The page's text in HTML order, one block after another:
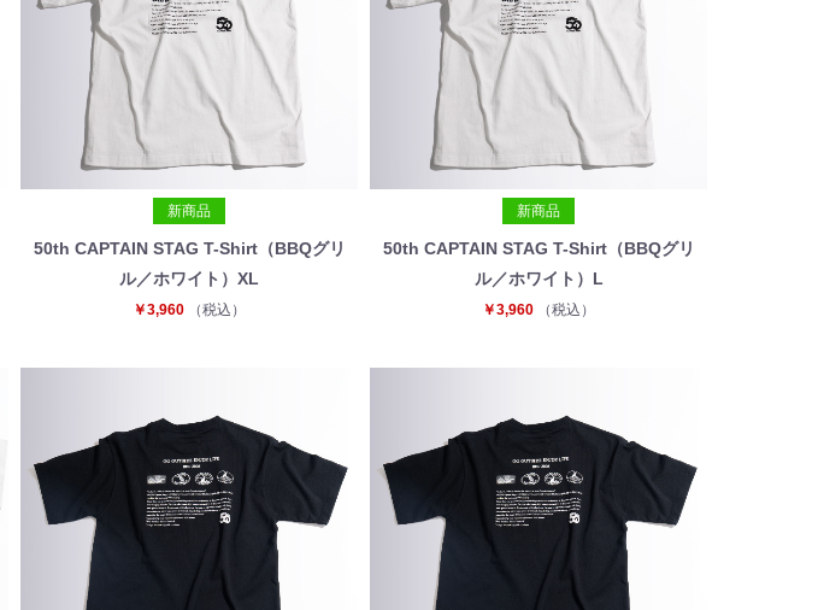
新商品
50th CAPTAIN STAG T-Shirt（BBQグリ
ル／ホワイト）XL
￥3,960 （税込）
新商品
50th CAPTAIN STAG T-Shirt（BBQグリ
ル／ホワイト）L
￥3,960 （税込）
カートへ進む